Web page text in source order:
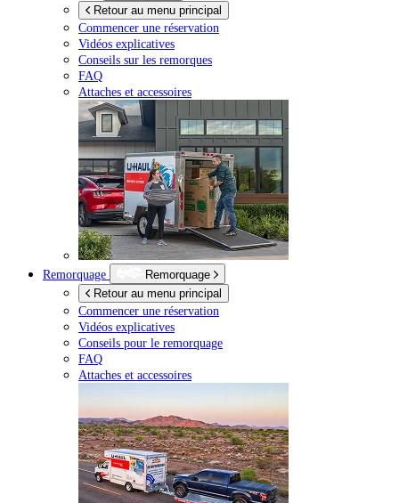
Retour au menu principal
Commencer une réservation
Vidéos explicatives
Conseils sur les remorques
FAQ
Attaches et accessoires
Remorquage
Remorquage
Retour au menu principal
Commencer une réservation
Vidéos explicatives
Conseils pour le remorquage
FAQ
Attaches et accessoires